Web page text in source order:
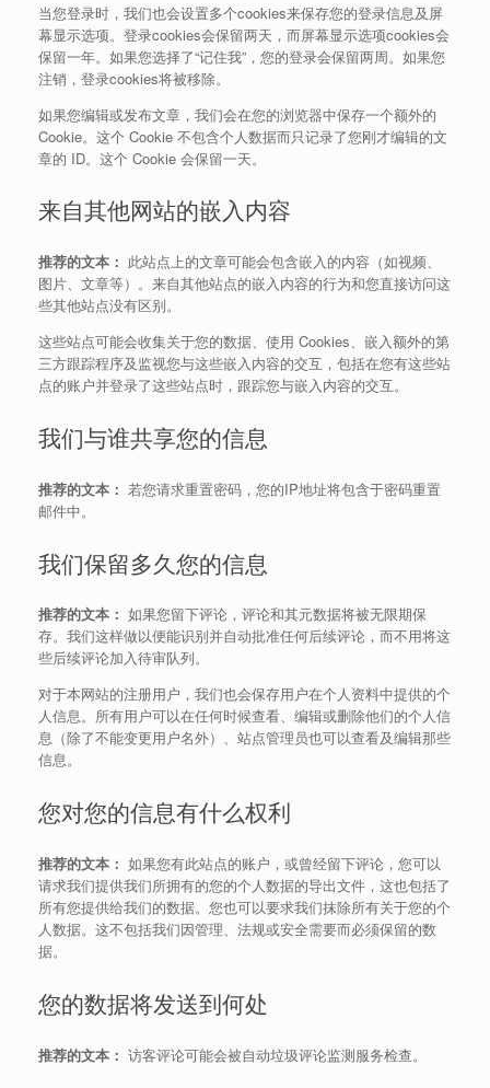
当您登录时，我们也会设置多个cookies来保存您的登录信息及屏
幕显示选项。登录cookies会保留两天，而屏幕显示选项cookies会
保留一年。如果您选择了“记住我”，您的登录会保留两周。如果您
注销，登录cookies将被移除。
如果您编辑或发布文章，我们会在您的浏览器中保存一个额外的
Cookie。这个 Cookie 不包含个人数据而只记录了您刚才编辑的文
章的 ID。这个 Cookie 会保留一天。
来自其他网站的嵌入内容
推荐的文本： 此站点上的文章可能会包含嵌入的内容（如视频、
图片、文章等）。来自其他站点的嵌入内容的行为和您直接访问这
些其他站点没有区别。
这些站点可能会收集关于您的数据、使用 Cookies、嵌入额外的第
三方跟踪程序及监视您与这些嵌入内容的交互，包括在您有这些站
点的账户并登录了这些站点时，跟踪您与嵌入内容的交互。
我们与谁共享您的信息
推荐的文本： 若您请求重置密码，您的IP地址将包含于密码重置
邮件中。
我们保留多久您的信息
推荐的文本： 如果您留下评论，评论和其元数据将被无限期保
存。我们这样做以便能识别并自动批准任何后续评论，而不用将这
些后续评论加入待审队列。
对于本网站的注册用户，我们也会保存用户在个人资料中提供的个
人信息。所有用户可以在任何时候查看、编辑或删除他们的个人信
息（除了不能变更用户名外）、站点管理员也可以查看及编辑那些
信息。
您对您的信息有什么权利
推荐的文本： 如果您有此站点的账户，或曾经留下评论，您可以
请求我们提供我们所拥有的您的个人数据的导出文件，这也包括了
所有您提供给我们的数据。您也可以要求我们抹除所有关于您的个
人数据。这不包括我们因管理、法规或安全需要而必须保留的数
据。
您的数据将发送到何处
推荐的文本： 访客评论可能会被自动垃圾评论监测服务检查。